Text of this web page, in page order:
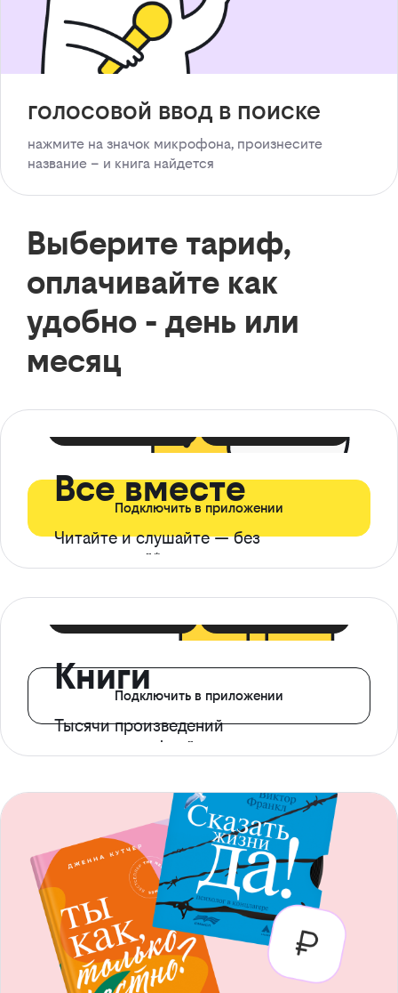
голосовой ввод в поиске
нажмите на значок микрофона, произнесите
название – и книга найдется
Выберите тариф,
оплачивайте как
удобно - день или
месяц
Все вместе
Читайте и слушайте — без
ограничений*
Подключить в приложении
Книги
Тысячи произведений
с доступом офлайн
Подключить в приложении